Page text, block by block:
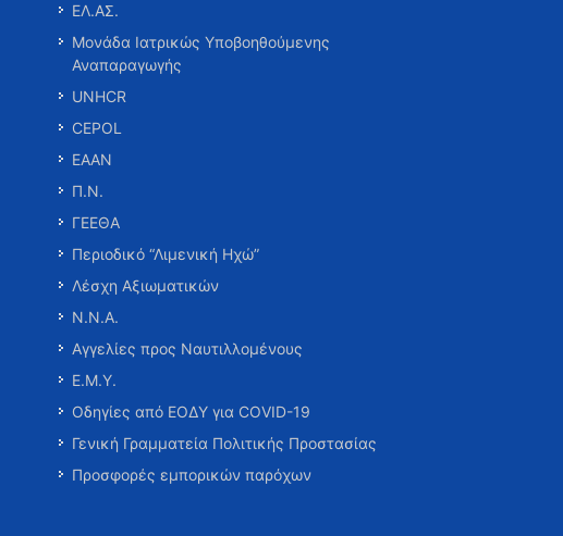
ΕΛ.ΑΣ.
Μονάδα Ιατρικώς Υποβοηθούμενης
Αναπαραγωγής
UNHCR
CEPOL
ΕΑΑΝ
Π.Ν.
ΓΕΕΘΑ
Περιοδικό “Λιμενική Ηχώ”
Λέσχη Αξιωματικών
Ν.Ν.Α.
Αγγελίες προς Ναυτιλλομένους
Ε.Μ.Υ.
Οδηγίες από ΕΟΔΥ για COVID-19
Γενική Γραμματεία Πολιτικής Προστασίας
Προσφορές εμπορικών παρόχων